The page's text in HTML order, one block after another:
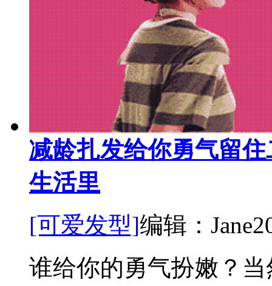
减龄扎发给你勇气留
生活里
[可爱发型]编辑：Jane
谁给你的勇气扮嫩？